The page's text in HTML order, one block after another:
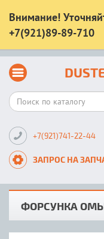
Внимание!
+7(921)89-89-710
+7(921)741-22-44
ЗАПРОС НА
ФОРСУНКА